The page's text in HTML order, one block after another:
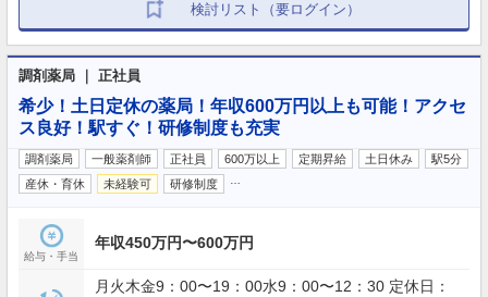
検討リスト（要ログイン）
調剤薬局 ｜ 正社員
希少！土日定休の薬局！年収600万円以上も可能！アクセ
ス良好！駅すぐ！研修制度も充実
調剤薬局 一般薬剤師 正社員 600万以上 定期昇給 土日休み
駅5分
産休・育休
未経験可 研修制度
給与・手当
年収450万円〜600万円
月火木金9：00〜19：00水9：00〜12：30 定休日：